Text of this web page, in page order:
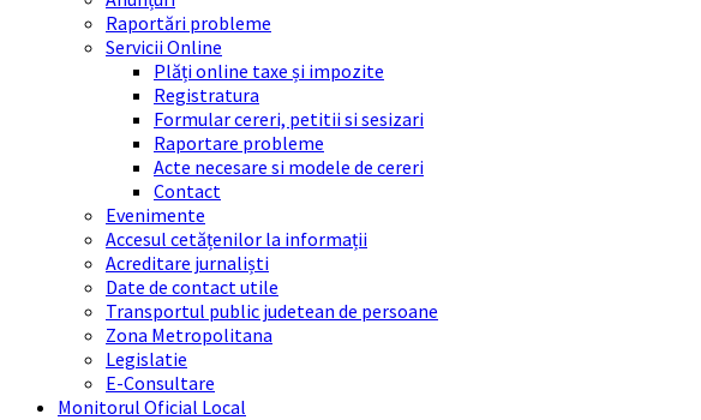
Raportări probleme
Servicii Online
Plăți online taxe și impozite
Registratura
Formular cereri, petitii si sesizari
Raportare probleme
Acte necesare si modele de cereri
Contact
Evenimente
Accesul cetățenilor la informații
Acreditare jurnaliști
Date de contact utile
Transportul public judetean de persoane
Zona Metropolitana
Legislatie
E-Consultare
Monitorul Oficial Local